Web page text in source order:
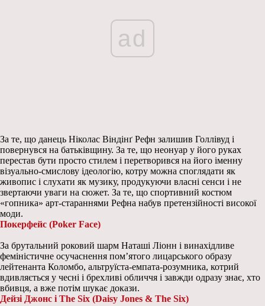
ad
За те, що данець Ніколас Віндінґ Рефн залишив Голлівуд і
повернувся на батьківщину. За те, що неонуар у його руках
перестав бути просто стилем і перетворився на його іменну
візуально-смислову ідеологію, котру можна споглядати як
живопис і слухати як музику, продукуючи власні сенси і не
звертаючи уваги на сюжет. За те, що спортивний костюм
«гопника» арт-стараннями Рефна набув претензійності високої
моди.
Покерфейс (Poker Face)
За брутальний роковий шарм Наташі Ліонн і винахідливе
феміністичне осучаснення пом’ятого лицарського образу
лейтенанта Коломбо, альтруїста-емпата-розумника, котрий
вдивляється у чесні і брехливі обличчя і завжди одразу знає, хто
вбивця, а вже потім шукає докази.
Дейзі Джонс і The Six (Daisy Jones & The Six)